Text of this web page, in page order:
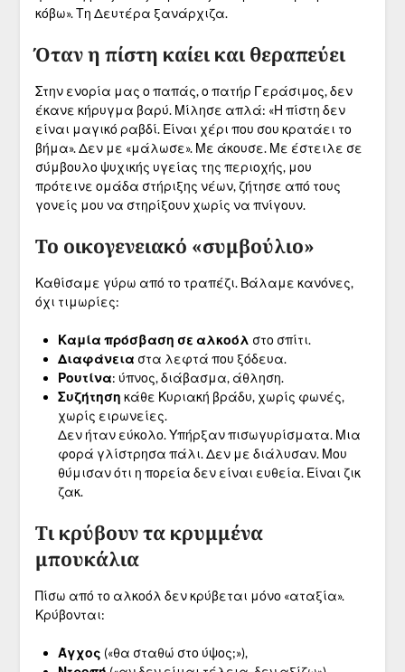
κόβω». Τη Δευτέρα ξανάρχιζα.
Όταν η πίστη καίει και θεραπεύει
Στην ενορία μας ο παπάς, ο πατήρ Γεράσιμος, δεν
έκανε κήρυγμα βαρύ. Μίλησε απλά: «Η πίστη δεν
είναι μαγικό ραβδί. Είναι χέρι που σου κρατάει το
βήμα». Δεν με «μάλωσε». Με άκουσε. Με έστειλε σε
σύμβουλο ψυχικής υγείας της περιοχής, μου
πρότεινε ομάδα στήριξης νέων, ζήτησε από τους
γονείς μου να στηρίξουν χωρίς να πνίγουν.
Το οικογενειακό «συμβούλιο»
Καθίσαμε γύρω από το τραπέζι. Βάλαμε κανόνες,
όχι τιμωρίες:
Καμία πρόσβαση σε αλκοόλ στο σπίτι.
Διαφάνεια στα λεφτά που ξόδευα.
Ρουτίνα: ύπνος, διάβασμα, άθληση.
Συζήτηση κάθε Κυριακή βράδυ, χωρίς φωνές,
χωρίς ειρωνείες.
Δεν ήταν εύκολο. Υπήρξαν πισωγυρίσματα. Μια
φορά γλίστρησα πάλι. Δεν με διάλυσαν. Μου
θύμισαν ότι η πορεία δεν είναι ευθεία. Είναι ζικ
ζακ.
Τι κρύβουν τα κρυμμένα
μπουκάλια
Πίσω από το αλκοόλ δεν κρύβεται μόνο «αταξία».
Κρύβονται:
Άγχος («θα σταθώ στο ύψος;»),